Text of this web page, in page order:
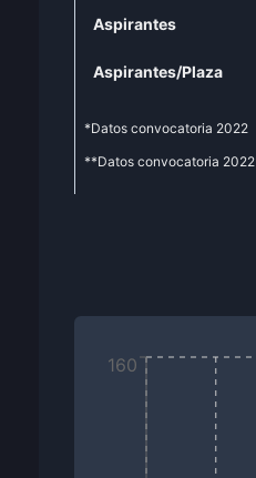
Aspirantes
Aspirantes/Plaza
*Datos convocatoria 2022
**Datos convocatoria 2022
160